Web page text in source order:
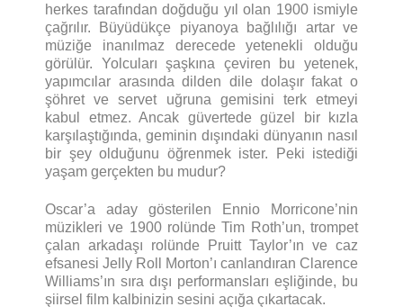
herkes tarafından doğduğu yıl olan 1900 ismiyle
çağrılır. Büyüdükçe piyanoya bağlılığı artar ve
müziğe inanılmaz derecede yetenekli olduğu
görülür. Yolcuları şaşkına çeviren bu yetenek,
yapımcılar arasında dilden dile dolaşır fakat o
şöhret ve servet uğruna gemisini terk etmeyi
kabul etmez. Ancak güvertede güzel bir kızla
karşılaştığında, geminin dışındaki dünyanın nasıl
bir şey olduğunu öğrenmek ister. Peki istediği
yaşam gerçekten bu mudur?
Oscar’a aday gösterilen Ennio Morricone’nin
müzikleri ve 1900 rolünde Tim Roth’un, trompet
çalan arkadaşı rolünde Pruitt Taylor’ın ve caz
efsanesi Jelly Roll Morton’ı canlandıran Clarence
Williams’ın sıra dışı performansları eşliğinde, bu
şiirsel film kalbinizin sesini açığa çıkartacak.